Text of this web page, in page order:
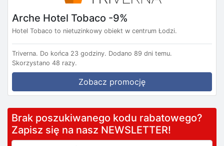
Arche Hotel Tobaco -9%
Hotel Tobaco to nietuzinkowy obiekt w centrum Łodzi.
Triverna. Do końca 23 godziny. Dodano 89 dni temu.
Skorzystano 48 razy.
Zobacz promocję
Brak poszukiwanego kodu rabatowego?
Zapisz się na nasz NEWSLETTER!